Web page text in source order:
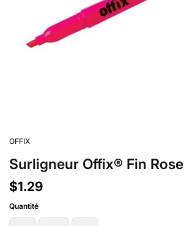
OFFIX
Surligneur Offix® Fin Rose
$1.29
Quantité